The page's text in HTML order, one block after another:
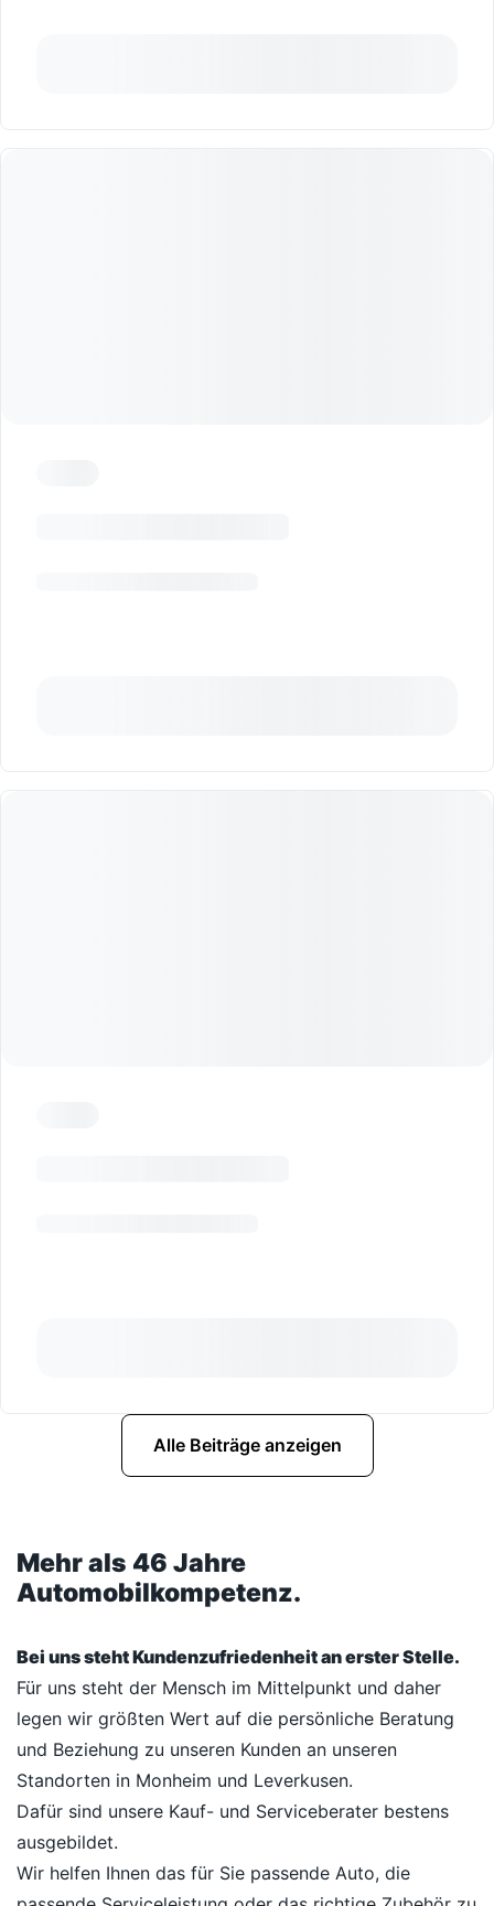
Alle Beiträge anzeigen
Mehr als 46 Jahre
Automobilkompetenz.
Bei uns steht Kundenzufriedenheit an erster Stelle.
Für uns steht der Mensch im Mittelpunkt und daher
legen wir größten Wert auf die persönliche Beratung
und Beziehung zu unseren Kunden an unseren
Standorten in Monheim und Leverkusen.
Dafür sind unsere Kauf- und Serviceberater bestens
ausgebildet.
Wir helfen Ihnen das für Sie passende Auto, die